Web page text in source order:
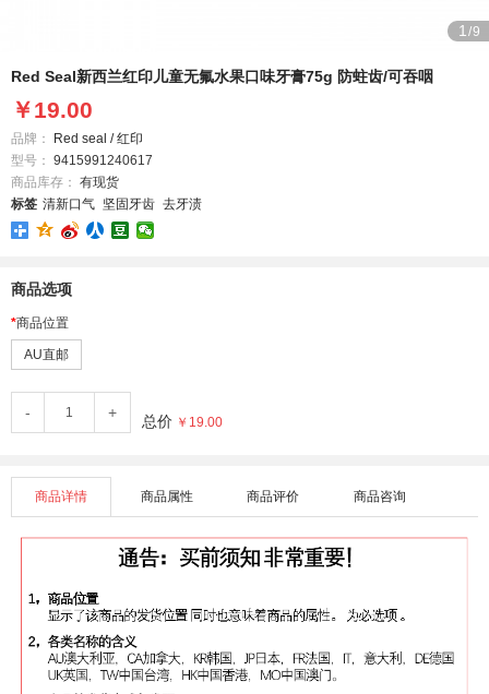
1 /9
Red Seal新西兰红印儿童无氟水果口味牙膏75g 防蛀齿/可吞咽
￥19.00
品牌：
Red seal / 红印
型号： 9415991240617
商品库存： 有现货
标签 清新口气 坚固牙齿 去牙渍
商品选项
商品位置
AU直邮
- + 总价 ￥19.00
商品详情 商品属性 商品评价 商品咨询